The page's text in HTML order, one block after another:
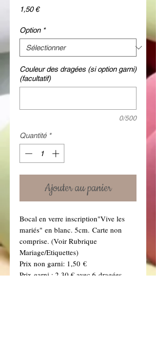
1,50 €Prix
Option *
Couleur des dragées (si option garni)
(facultatif)
0/500
Quantité *
Ajouter au panier
Bocal en verre inscription"Vive les
mariés" en blanc. 5cm. Carte non
comprise. (Voir Rubrique
Mariage/Etiquettes)
Prix non garni: 1,50 €
Prix garni : 2,30 € avec 6 dragées